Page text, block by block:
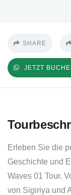
SHARE
JETZT
Erleben Sie die
Geschichte und
Waves 01 Tour.
von Sigiriya und